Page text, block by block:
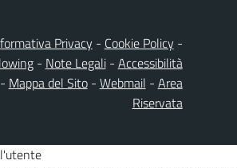
Privacy - Cookie Policy -
- Note Legali- Accessibilità
- Mappa del Sito- Webmail - Area
Riservata